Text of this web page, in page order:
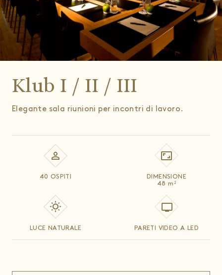
Klub I / II / III
Elegante sala riunioni per incontri di lavoro.
40 OSPITI
DIMENSIONE
48m 2
LUCE NATURALE PARETI VIDEO A LED